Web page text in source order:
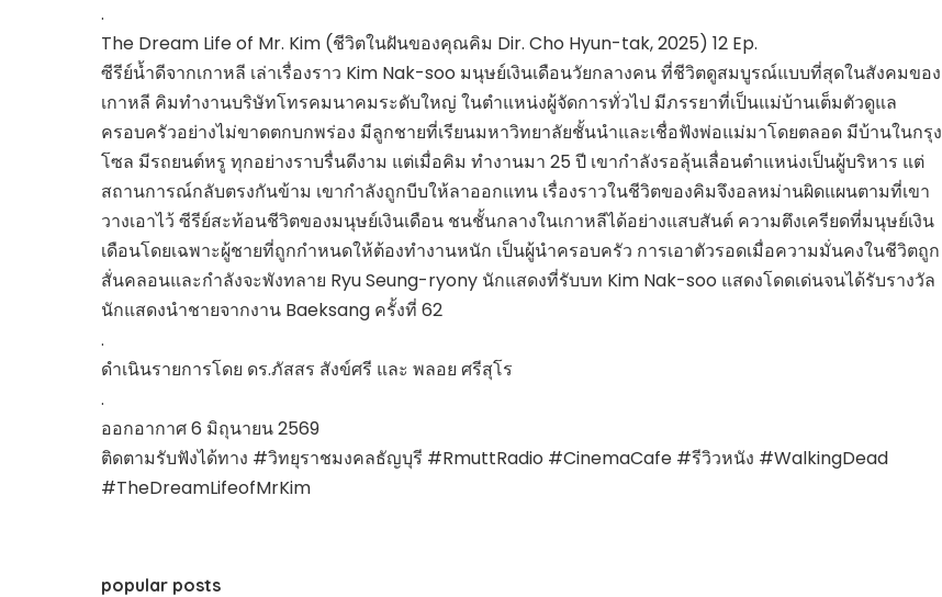
.
The Dream Life of Mr. Kim (ชีวิตในฝันของคุณคิม Dir. Cho Hyun-tak, 2025) 12 Ep.
ซีรีย์น้ำดีจากเกาหลี เล่าเรื่องราว Kim Nak-soo มนุษย์เงินเดือนวัยกลางคน ที่ชีวิตดูสมบูรณ์แบบที่สุดในสังคมของ
เกาหลี คิมทำงานบริษัทโทรคมนาคมระดับใหญ่ ในตำแหน่งผู้จัดการทั่วไป มีภรรยาที่เป็นแม่บ้านเต็มตัวดูแล
ครอบครัวอย่างไม่ขาดตกบกพร่อง มีลูกชายที่เรียนมหาวิทยาลัยชั้นนำและเชื่อฟังพ่อแม่มาโดยตลอด มีบ้านในกรุง
โซล มีรถยนต์หรู ทุกอย่างราบรื่นดีงาม แต่เมื่อคิม ทำงานมา 25 ปี เขากำลังรอลุ้นเลื่อนตำแหน่งเป็นผู้บริหาร แต่
สถานการณ์กลับตรงกันข้าม เขากำลังถูกบีบให้ลาออกแทน เรื่องราวในชีวิตของคิมจึงอลหม่านผิดแผนตามที่เขา
วางเอาไว้ ซีรีย์สะท้อนชีวิตของมนุษย์เงินเดือน ชนชั้นกลางในเกาหลีได้อย่างแสบสันต์ ความตึงเครียดที่มนุษย์เงิน
เดือนโดยเฉพาะผู้ชายที่ถูกกำหนดให้ต้องทำงานหนัก เป็นผู้นำครอบครัว การเอาตัวรอดเมื่อความมั่นคงในชีวิตถูก
สั่นคลอนและกำลังจะพังทลาย Ryu Seung-ryony นักแสดงที่รับบท Kim Nak-soo แสดงโดดเด่นจนได้รับรางวัล
นักแสดงนำชายจากงาน Baeksang ครั้งที่ 62
.
ดำเนินรายการโดย ดร.ภัสสร สังข์ศรี และ พลอย ศรีสุโร
.
ออกอากาศ 6 มิถุนายน 2569
ติดตามรับฟังได้ทาง #วิทยุราชมงคลธัญบุรี #RmuttRadio #CinemaCafe #รีวิวหนัง #WalkingDead
#TheDreamLifeofMrKim
popular posts